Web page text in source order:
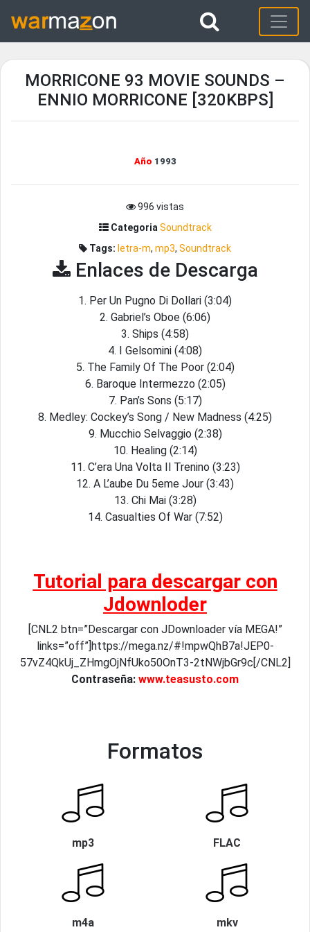
MORRICONE 93 MOVIE SOUNDS –
ENNIO MORRICONE [320KBPS]
Año 1993
996 vistas
Categoria Soundtrack
Tags: letra-m, mp3, Soundtrack
Enlaces de Descarga
1. Per Un Pugno Di Dollari (3:04)
2. Gabriel’s Oboe (6:06)
3. Ships (4:58)
4. I Gelsomini (4:08)
5. The Family Of The Poor (2:04)
6. Baroque Intermezzo (2:05)
7. Pan’s Sons (5:17)
8. Medley: Cockey’s Song / New Madness (4:25)
9. Mucchio Selvaggio (2:38)
10. Healing (2:14)
11. C’era Una Volta Il Trenino (3:23)
12. A L’aube Du 5eme Jour (3:43)
13. Chi Mai (3:28)
14. Casualties Of War (7:52)
Tutorial para descargar con
Jdownloder
[CNL2 btn=”Descargar con JDownloader vía MEGA!”
links=”off”]https://mega.nz/#!mpwQhB7a!JEP0-
57vZ4QkUj_ZHmgOjNfUko50OnT3-2tNWjbGr9c[/CNL2]
Contraseña: www.teasusto.com
Formatos
mp3 FLAC
m4a mkv